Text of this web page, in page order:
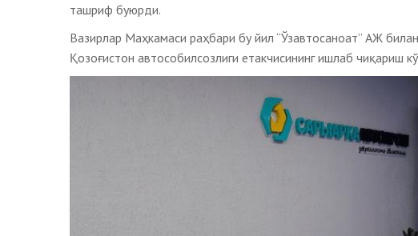
ташриф буюрди.
Вазирлар Маҳкамаси раҳбари бу йил “Ўзавтосаноат” АЖ
Қозоғистон автособилсозлиги етакчисининг ишлаб чиқариш